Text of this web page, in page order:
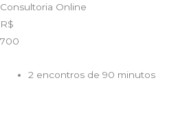
Consultoria Online
R$
700
2 encontros de 90 minutos